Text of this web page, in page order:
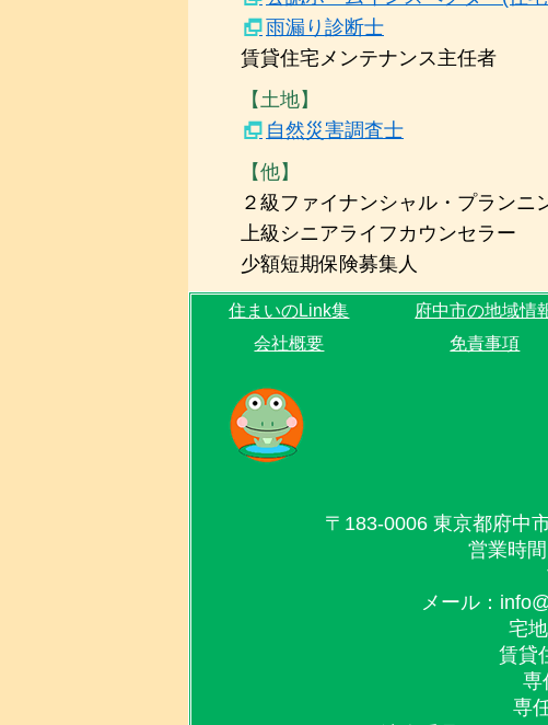
雨漏り診断士
賃貸住宅メンテナンス主任者
【土地】
自然災害調査士
【他】
２級ファイナンシャル・プランニ
上級シニアライフカウンセラー
少額短期保険募集人
住まいのLink集 府中市の地域情
会社概要
免責事項
〒183-0006 東京都府中
営業時
メール：
宅
賃貸
専
専